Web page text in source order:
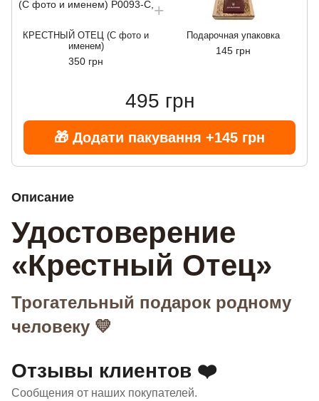
КРЕСТНЫЙ ОТЕЦ (С фото и
именем)
350 грн
Подарочная упаковка
145 грн
495 грн
Описание
Удостоверение
«Крестный Отец»
Трогательный подарок родному
человеку 💛
Отзывы клиентов ❤️
Сообщения от наших покупателей.